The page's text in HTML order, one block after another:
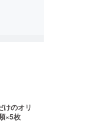
けのオリ
×5枚